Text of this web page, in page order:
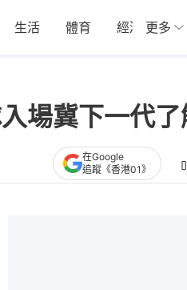
生活 體育 經濟 01
更多
場冀下一代了
在Google
追蹤《香港01》